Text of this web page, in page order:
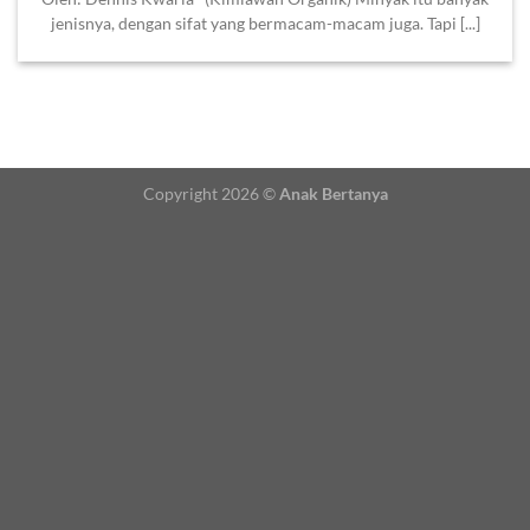
jenisnya, dengan sifat yang bermacam-macam juga. Tapi [...]
Copyright 2026 ©Anak Bertanya